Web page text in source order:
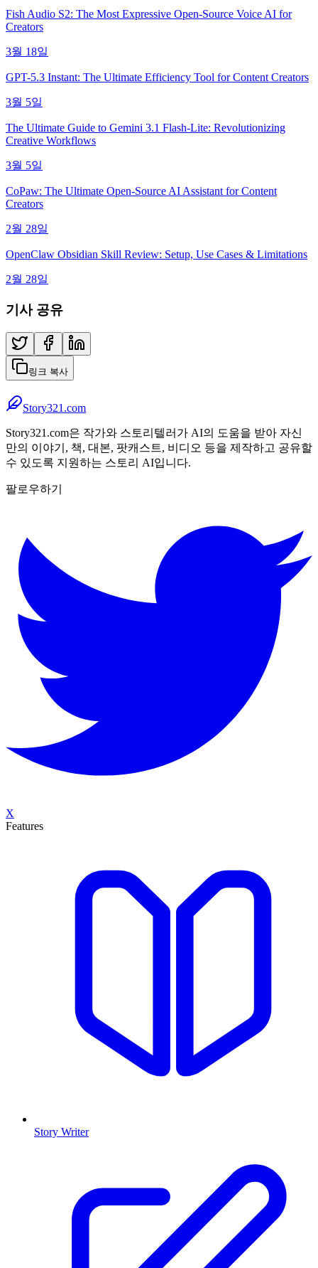
Fish Audio S2: The Most Expressive Open-Source Voice AI for
Creators
3월 18일
GPT-5.3 Instant: The Ultimate Efficiency Tool for Content Creators
3월 5일
The Ultimate Guide to Gemini 3.1 Flash-Lite: Revolutionizing
Creative Workflows
3월 5일
CoPaw: The Ultimate Open-Source AI Assistant for Content
Creators
2월 28일
OpenClaw Obsidian Skill Review: Setup, Use Cases & Limitations
2월 28일
기사 공유
링크 복사
Story321.com
Story321.com은 작가와 스토리텔러가 AI의 도움을 받아 자신
만의 이야기, 책, 대본, 팟캐스트, 비디오 등을 제작하고 공유할
수 있도록 지원하는 스토리 AI입니다.
팔로우하기
X
Features
Story Writer